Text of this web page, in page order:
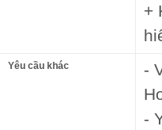
+
Yêu cầu khác
-
-